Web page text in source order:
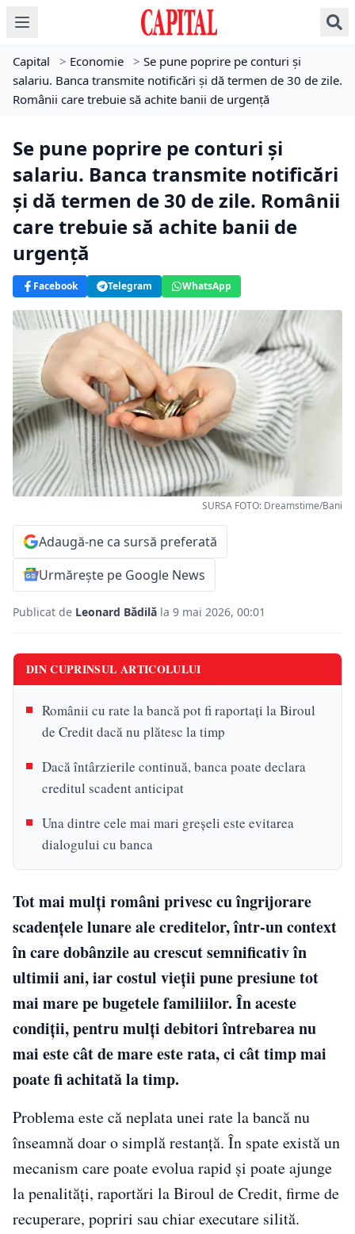
Capital > Economie > Se pune poprire pe conturi și
salariu. Banca transmite notificări și dă termen de 30 de zile.
Românii care trebuie să achite banii de urgență
Se pune poprire pe conturi și
salariu. Banca transmite notificări
și dă termen de 30 de zile. Românii
care trebuie să achite banii de
urgență
Facebook Telegram WhatsApp
SURSA FOTO: Dreamstime/Bani
Adaugă-ne ca sursă preferată
Urmărește pe Google News
Publicat de Leonard Bădilă la 9 mai 2026, 00:01
DIN CUPRINSUL ARTICOLULUI
Românii cu rate la bancă pot fi raportați la Biroul
de Credit dacă nu plătesc la timp
Dacă întârzierile continuă, banca poate declara
creditul scadent anticipat
Una dintre cele mai mari greșeli este evitarea
dialogului cu banca
Tot mai mulți români privesc cu îngrijorare
scadențele lunare ale creditelor, într-un context
în care dobânzile au crescut semnificativ în
ultimii ani, iar costul vieții pune presiune tot
mai mare pe bugetele familiilor. În aceste
condiții, pentru mulți debitori întrebarea nu
mai este cât de mare este rata, ci cât timp mai
poate fi achitată la timp.
Problema este că neplata unei rate la bancă nu
înseamnă doar o simplă restanță. În spate există un
mecanism care poate evolua rapid și poate ajunge
la penalități, raportări la Biroul de Credit, firme de
recuperare, popriri sau chiar executare silită.